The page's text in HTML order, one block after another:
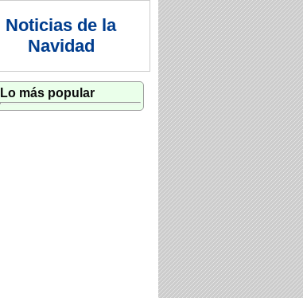
Noticias de la
Navidad
Lo más popular